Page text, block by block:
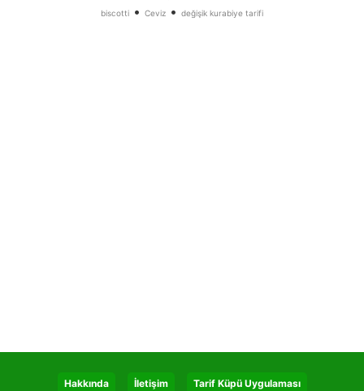
biscotti • Ceviz • değişik kurabiye tarifi
Hakkında İletişim Tarif Küpü Uygulaması